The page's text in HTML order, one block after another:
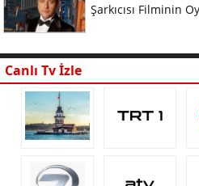
Şarkıcısı Filminin
Canlı Tv İzle